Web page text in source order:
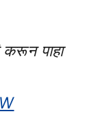
करून पाहा